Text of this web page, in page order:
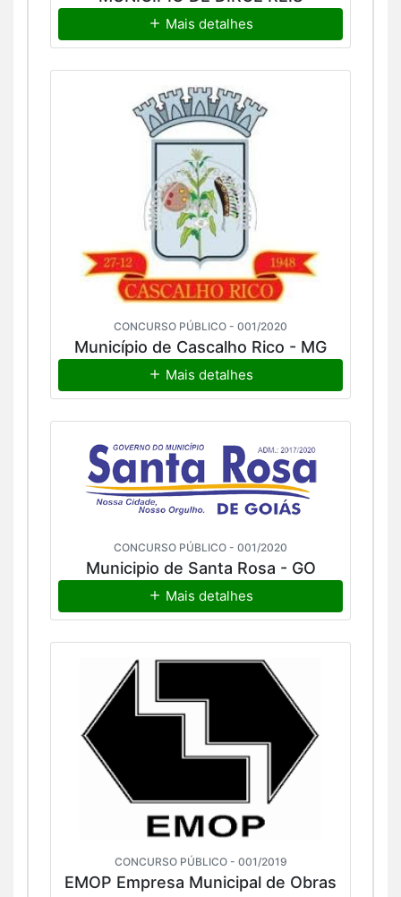
Mais detalhes
CONCURSO PÚBLICO - 001/2020
Município de Cascalho Rico - MG
Mais detalhes
CONCURSO PÚBLICO - 001/2020
Municipio de Santa Rosa - GO
Mais detalhes
CONCURSO PÚBLICO - 001/2019
EMOP Empresa Municipal de Obras